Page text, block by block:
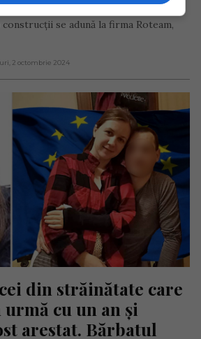
și ploioasă din Zaventem,
se adună la firma Roteam,
2 octombrie 2024
din străinătate care
cu un an și
arestat. Bărbatul